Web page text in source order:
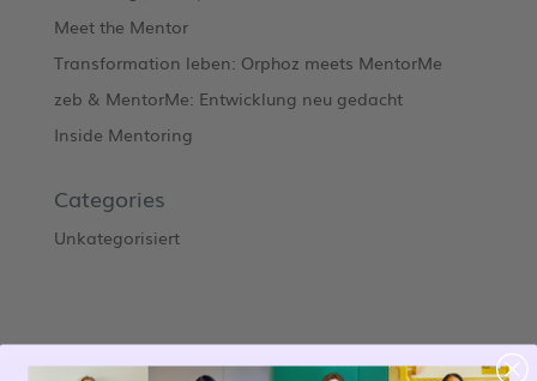
Meet the Mentor
Transformation leben: Orphoz meets MentorMe
zeb & MentorMe: Entwicklung neu gedacht
Inside Mentoring
Categories
Unkategorisiert